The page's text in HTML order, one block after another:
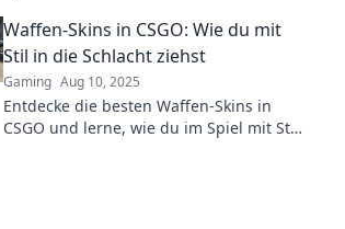
sein? Finde es heraus!
Waffen-Skins in CSGO: Wie du mit
Stil in die Schlacht ziehst
Gaming Aug 10, 2025
Entdecke die besten Waffen-Skins in
CSGO und lerne, wie du im Spiel mit Stil